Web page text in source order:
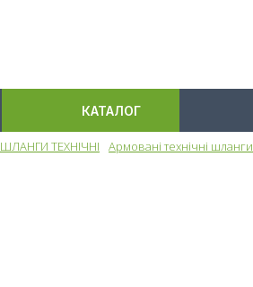
КАТАЛОГ
ШЛАНГИ ТЕХНІЧНІ Армовані технічні шланги